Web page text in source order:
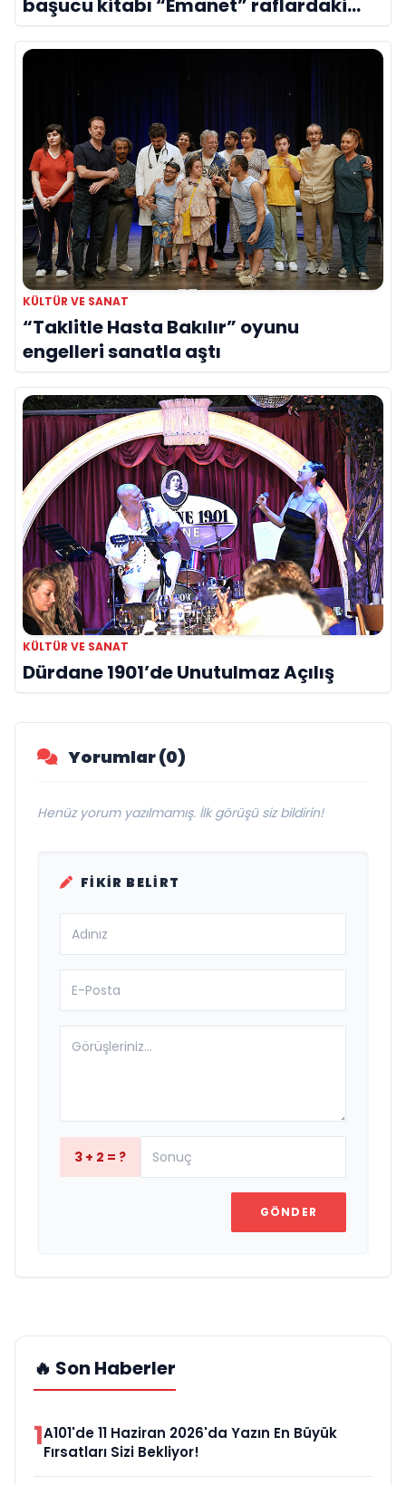
başucu kitabı “Emanet” raflardaki
yerini aldı
KÜLTÜR VE SANAT
“Taklitle Hasta Bakılır” oyunu
engelleri sanatla aştı
KÜLTÜR VE SANAT
Dürdane 1901’de Unutulmaz Açılış
Yorumlar (0)
Henüz yorum yazılmamış. İlk görüşü siz bildirin!
FIKIR BELIRT
3 + 2 = ?
GÖNDER
🔥 Son Haberler
1A101'de 11 Haziran 2026'da Yazın En Büyük
Fırsatları Sizi Bekliyor!